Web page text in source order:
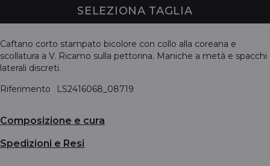
SELEZIONA TAGLIA
Caftano corto stampato bicolore con collo alla coreana e
scollatura a V. Ricamo sulla pettorina. Maniche a metà e spacchi
laterali discreti.
Riferimento
LS2416068_08719
Composizione e cura
Spedizioni e Resi